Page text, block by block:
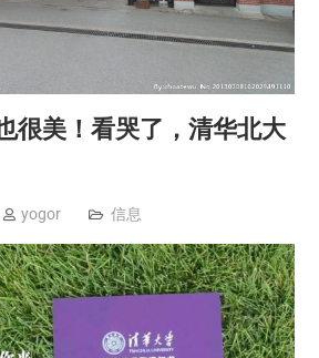
很美！看哭了，清华北大
yogor 信息